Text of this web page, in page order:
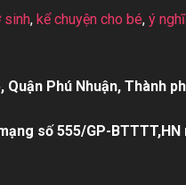
sinh, kể chuyện cho bé, ý
Phú Nhuận, Thành
số 555/GP-